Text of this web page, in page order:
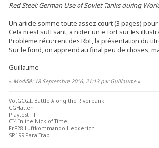
Red Steel: German Use of Soviet Tanks during
Un article somme toute assez court (3 pages)
Cela m'est suffisant, à noter un effort sur les
Problème récurrent des RbF, la présentation du
Sur le fond, on apprend au final peu de choses,
Guillaume
« Modifié: 18 Septembre 2016, 21:13 par Guillaume»
VotGCGIII Battle Along the Riverbank
CGHatten
Playtest FT
CI4 In the Nick of Time
FrF28 Luftkommando Hedderich
SP199 Para-Trap